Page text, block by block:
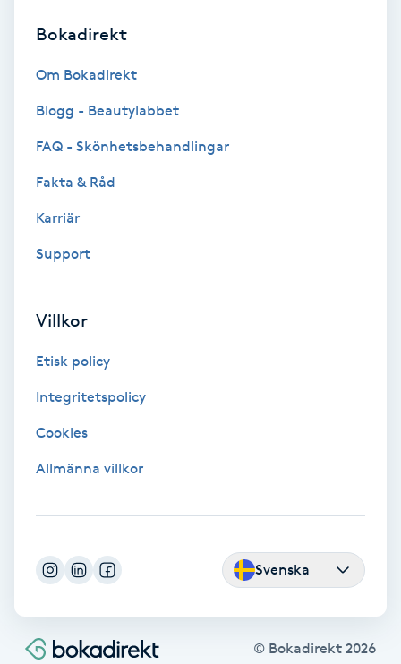
Hårförlängning
Hårvård
Hälsprickor
Idrottsmassage
IPL hårborttagning
IR-massage
Japansk massage
Kemisk peeling
Bokadirekt
Om Bokadirekt
Blogg - Beautylabbet
FAQ - Skönhetsbehandlingar
Fakta & Råd
Karriär
Support
Villkor
Etisk policy
Integritetspolicy
Cookies
Allmänna villkor
Svenska
© Bokadirekt 2026